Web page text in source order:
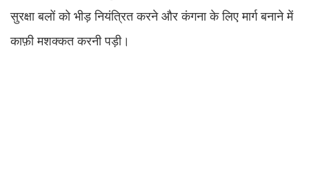
सुरक्षा बलों को भीड़ नियंत्रित करने और कंगना के लिए मार्ग बनाने में
काफ़ी मशक्कत करनी पड़ी।